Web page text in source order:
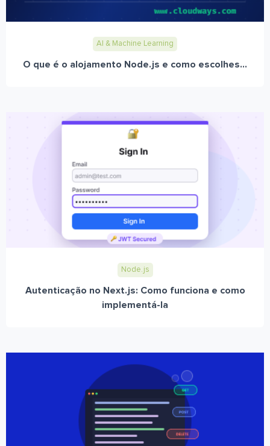
AI & Machine Learning
O que é o alojamento Node.js e como escolhes...
Node.js
Autenticação no Next.js: Como funciona e como
implementá-la